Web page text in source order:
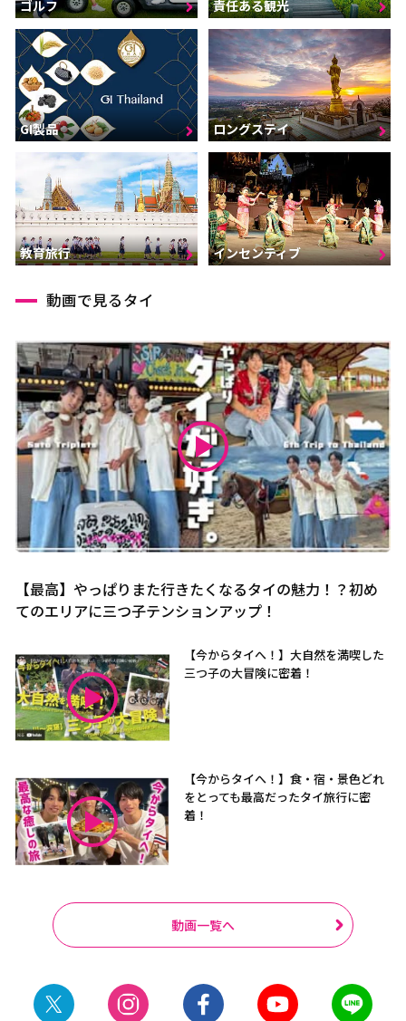
ゴルフ 責任ある観光
GI製品 ロングステイ
教育旅行 インセンティブ
動画で見るタイ
【最高】やっぱりまた行きたくなるタイの魅力！？初め
てのエリアに三つ子テンションアップ！
【今からタイへ！】大自然を満喫した
三つ子の大冒険に密着！
【今からタイへ！】食・宿・景色どれ
をとっても最高だったタイ旅行に密
着！
動画一覧へ